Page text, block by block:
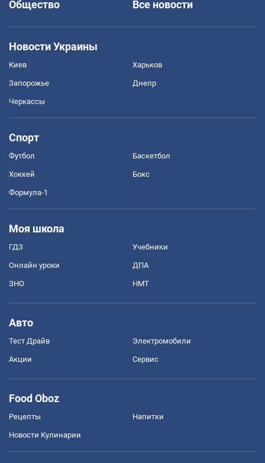
Общество
Все новости
Новости Украины
Киев Харьков
Запорожье Днепр
Черкассы
Спорт
Футбол Баскетбол
Хоккей Бокс
Формула-1
Моя школа
ГДЗ Учебники
Онлайн уроки ДПА
ЗНО НМТ
Авто
Тест Драйв Электромобили
Акции Сервис
Food Oboz
Рецепты Напитки
Новости Кулинарии